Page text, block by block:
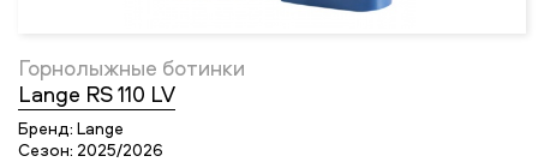
Горнолыжные ботинки
Lange RS 110 LV
Бренд: Lange
Сезон: 2025/2026